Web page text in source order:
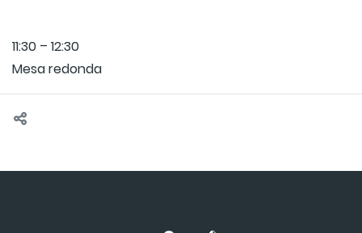
11:30 – 12:30
Mesa redonda